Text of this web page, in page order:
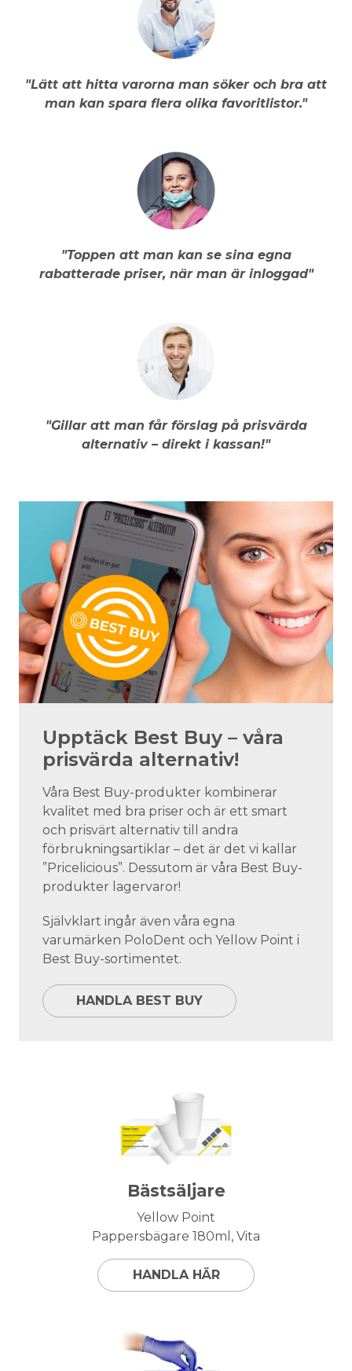
"Lätt att hitta varorna man söker och bra att
man kan spara flera olika favoritlistor."
"Toppen att man kan se sina egna
rabatterade priser, när man är inloggad"
"Gillar att man får förslag på prisvärda
alternativ – direkt i kassan!"
Upptäck Best Buy – våra
prisvärda alternativ!
Våra Best Buy-produkter kombinerar
kvalitet med bra priser och är ett smart
och prisvärt alternativ till andra
förbrukningsartiklar – det är det vi kallar
”Pricelicious”. Dessutom är våra Best Buy-
produkter lagervaror!
Självklart ingår även våra egna
varumärken PoloDent och Yellow Point i
Best Buy-sortimentet.
HANDLA BEST BUY
Bästsäljare
Yellow Point
Pappersbägare 180ml, Vita
HANDLA HÄR